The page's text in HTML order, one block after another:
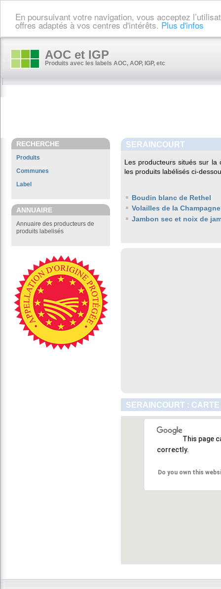
En poursuivant votre navigation, vous acceptez
offres adaptés à vos centres d'intérêts. Plus d'infos
AOC et IGP
Produits avec les labels AOC, AOP, IGP, etc
RECHERCHE
Produits
Communes
Label
ANNUAIRE
Annuaire des producteurs de
produits labelisés
SERAINCOURT
Les producteurs situés sur la
les produits labélisés ci-
Boudin blanc de Rethel
Volailles de la Champagne
Jambon sec et noix de
SERAINCOURT :
This page
correctly.
Do you own this